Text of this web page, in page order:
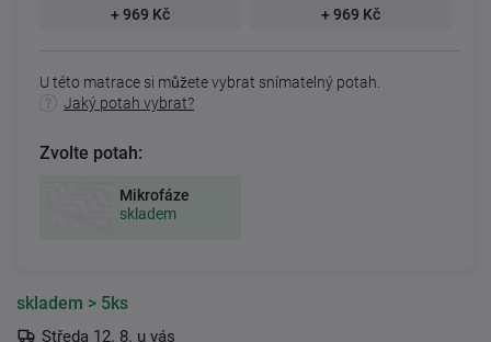
+ 969 Kč
+ 969 Kč
U této matrace si můžete vybrat snímatelný potah.
Jaký potah vybrat?
Zvolte potah:
Mikrofáze
skladem
skladem > 5ks
Středa 12. 8. u vás